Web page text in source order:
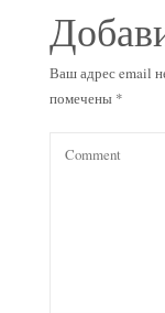
Ваш адрес email
помечены *